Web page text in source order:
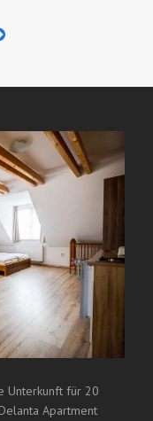
Unterkunft für 20
Apartment